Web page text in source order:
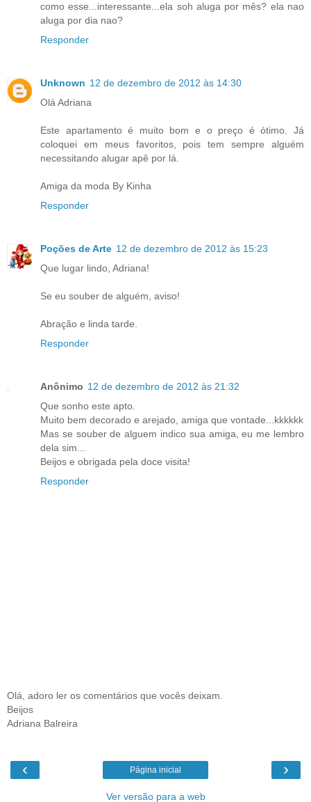
como esse...interessante...ela soh aluga por mês? ela nao
aluga por dia nao?
Responder
Unknown 12 de dezembro de 2012 às 14:30
Olá Adriana
Este apartamento é muito bom e o preço é ótimo. Já
coloquei em meus favoritos, pois tem sempre alguém
necessitando alugar apê por lá.
Amiga da moda By Kinha
Responder
Poções de Arte 12 de dezembro de 2012 às 15:23
Que lugar lindo, Adriana!
Se eu souber de alguém, aviso!
Abração e linda tarde.
Responder
Anônimo 12 de dezembro de 2012 às 21:32
Que sonho este apto.
Muito bem decorado e arejado, amiga que vontade...kkkkkk
Mas se souber de alguem indico sua amiga, eu me lembro
dela sim...
Beijos e obrigada pela doce visita!
Responder
Olá, adoro ler os comentários que vocês deixam.
Beijos
Adriana Balreira
‹ ›
Página inicial
Ver versão para a web